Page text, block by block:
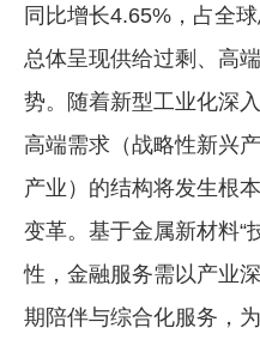
地矿 建设
党建工作
企业文化
《资源再生》杂志
数字报
同比增长4.65%，占全
总体呈现供给过剩、高
势。随着新型工业化深
高端需求（战略性新兴
产业）的结构将发生根
变革。基于金属新材料“
性，金融服务需以产业
期陪伴与综合化服务，